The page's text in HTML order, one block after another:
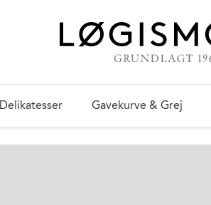
Delikatesser Gavekurve & Grej